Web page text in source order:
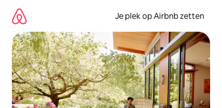
direct
naar
inhoud
Je plek op Airbnb zetten